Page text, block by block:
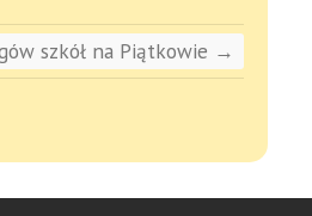
szkół na Piątkowie →